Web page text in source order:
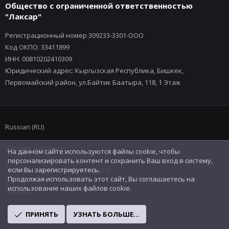
Общество с ограниченной ответственностью
"Лаксар"
Регистрационный номер 309233-3301-ООО
Код ОКПО: 33411899
ИНН: 00810202410309
Юридический адрес: Кыргызская Республика, Бишкек,
Первомайский район, ул.Байтик Баатыра, 118, 1 Этаж
Russian (RU)
Условия и правила
Политика конфиденциальности
Помощь
R
S
На данном сайте используются файлы cookie, чтобы
персонализировать контент и сохранить Ваш вход в систему,
если Вы зарегистрируетесь.
Продолжая использовать этот сайт, Вы соглашаетесь на
использование наших файлов cookie.
ПРИНЯТЬ УЗНАТЬ БОЛЬШЕ...